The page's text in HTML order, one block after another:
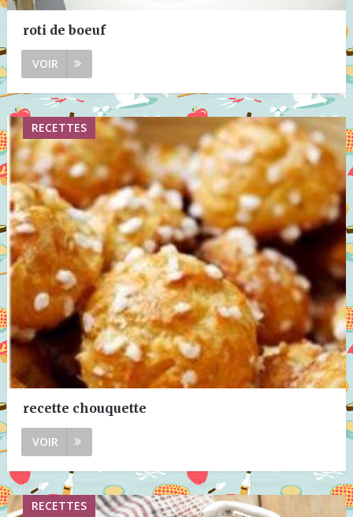
roti de boeuf
VOIR
RECETTES
recette chouquette
VOIR
RECETTES